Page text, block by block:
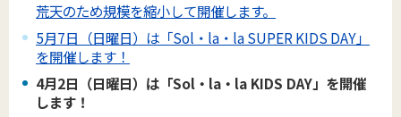
荒天のため規模を縮小して開催します。
5月7日（日曜日）は「Sol・la・la SUPER KIDS DAY」
を開催します！
4月2日（日曜日）は「Sol・la・la KIDS DAY」を開催
します！